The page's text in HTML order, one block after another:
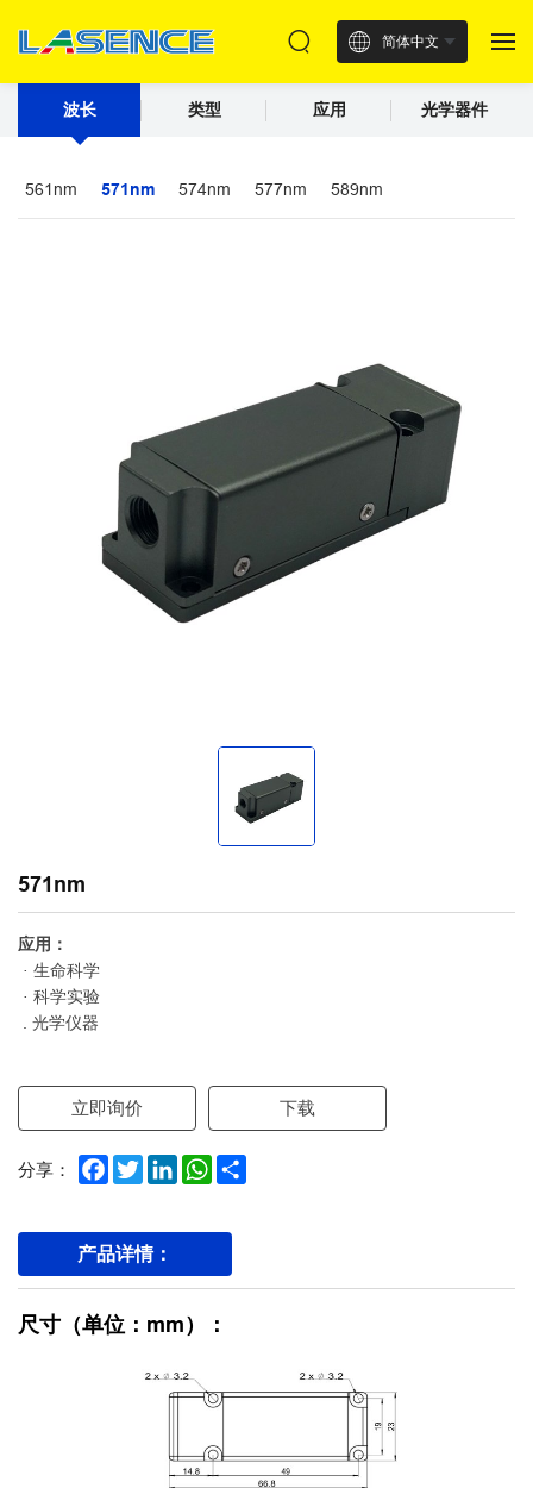
简体中文
波长 类型 应用 光学器件
561nm 571nm 574nm 577nm 589nm
571nm
应用：
· 生命科学
· 科学实验
. 光学仪器
立即询价 下载
分享： Facebook
TwitterLinkedInWhatsApp
产品详情：
尺寸（单位：mm）：